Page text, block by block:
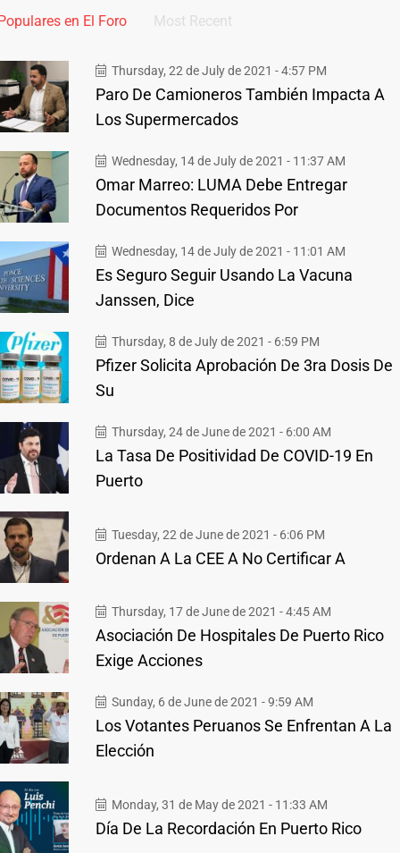
en El Foro Most Recent
Thursday, 22 de July de 2021 - 4:57 PM
Paro De Camioneros También Impacta A
Los Supermercados
Wednesday, 14 de July de 2021 - 11:37 AM
Omar Marreo: LUMA Debe Entregar
Documentos Requeridos Por
Wednesday, 14 de July de 2021 - 11:01 AM
Es Seguro Seguir Usando La Vacuna
Janssen, Dice
Thursday, 8 de July de 2021 - 6:59 PM
Pfizer Solicita Aprobación De 3ra Dosis De
Su
Thursday, 24 de June de 2021 - 6:00 AM
La Tasa De Positividad De COVID-19 En
Puerto
Tuesday, 22 de June de 2021 - 6:06 PM
Ordenan A La CEE A No Certificar A
Thursday, 17 de June de 2021 - 4:45 AM
Asociación De Hospitales De Puerto Rico
Exige Acciones
Sunday, 6 de June de 2021 - 9:59 AM
Los Votantes Peruanos Se Enfrentan A La
Elección
Monday, 31 de May de 2021 - 11:33 AM
Día De La Recordación En Puerto Rico